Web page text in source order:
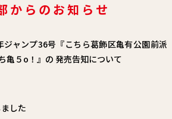
からのお知らせ
ジャンプ36号『こちら葛飾区亀有公園前派
亀５o！』の 発売告知について
した